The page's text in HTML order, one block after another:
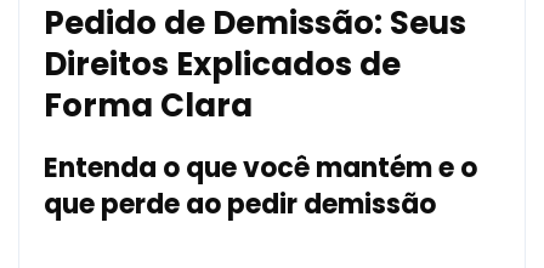
Pedido de Demissão: Seus
Direitos Explicados de
Forma Clara
Entenda o que você mantém e o
que perde ao pedir demissão